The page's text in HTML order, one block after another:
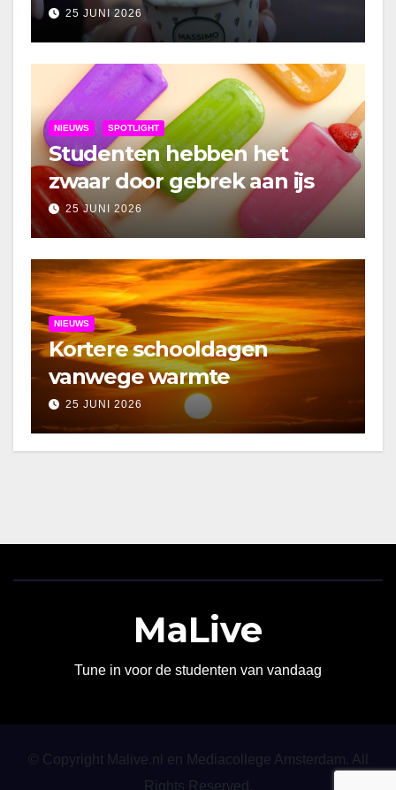
25 JUNI 2026
NIEUWS SPOTLIGHT
Studenten hebben het
zwaar door gebrek aan ijs
25 JUNI 2026
NIEUWS
Kortere schooldagen
vanwege warmte
25 JUNI 2026
MaLive
Tune in voor de studenten van vandaag
© Copyright Malive.nl en Mediacollege Amsterdam. All
Rights Reserved.